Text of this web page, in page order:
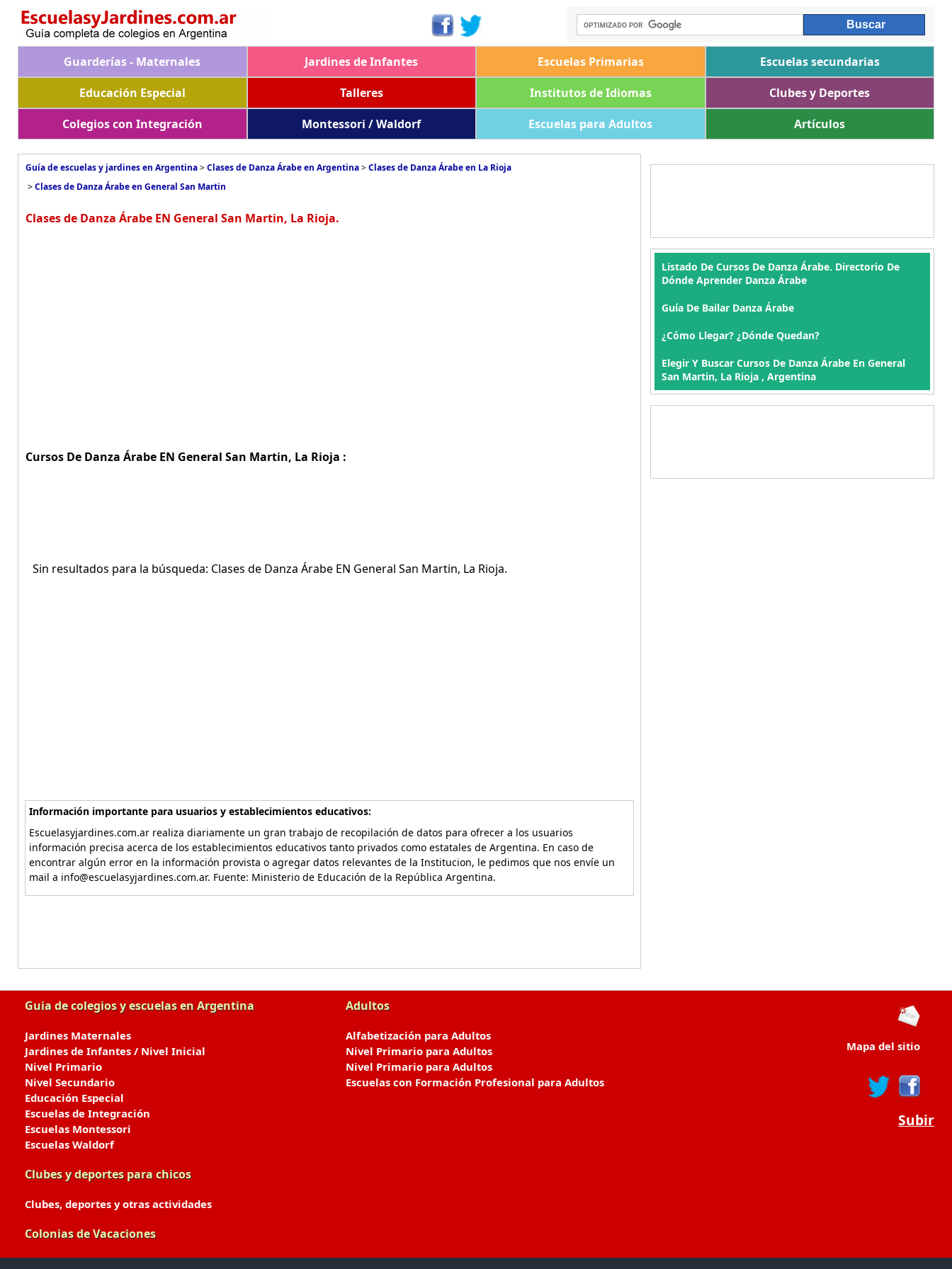
Guarderías - Maternales Jardines de Infantes Escuelas Primarias
Escuelas secundarias
Educación Especial
Talleres Institutos de Idiomas
Clubes y Deportes
Colegios con Integración
Montessori / Waldorf Escuelas para Adultos Artículos
Guía de escuelas y jardines en Argentina>Clases de Danza Árabe en Argentina>Clases de Danza Árabe en La Rioja
>Clases de Danza Árabe en General San Martin
Clases de Danza Árabe EN General San Martin, La Rioja.
Cursos De Danza Árabe EN General San Martin, La Rioja :
Sin resultados para la búsqueda: Clases de Danza Árabe EN General San Martin, La Rioja.
Información importante para usuarios y establecimientos educativos:
Escuelasyjardines.com.ar realiza diariamente un gran trabajo de recopilación de datos para ofrecer a los usuarios
información precisa acerca de los establecimientos educativos tanto privados como estatales de Argentina. En caso de
encontrar algún error en la información provista o agregar datos relevantes de la Institucion, le pedimos que nos envíe un
mail a info@escuelasyjardines.com.ar. Fuente: Ministerio de Educación de la República Argentina.
Listado De Cursos De Danza Árabe. Directorio De
Dónde Aprender Danza Árabe
Guía De Bailar Danza Árabe
¿Cómo Llegar? ¿Dónde Quedan?
Elegir Y Buscar Cursos De Danza Árabe En General
San Martin, La Rioja , Argentina
Guia de colegios y escuelas en Argentina
Jardines Maternales
Jardines de Infantes / Nivel Inicial
Nivel Primario
Nivel Secundario
Educación Especial
Escuelas de Integración
Escuelas Montessori
Escuelas Waldorf
Clubes y deportes para chicos
Clubes, deportes y otras actividades
Colonias de Vacaciones
Adultos
Alfabetización para Adultos
Nivel Primario para Adultos
Nivel Primario para Adultos
Escuelas con Formación Profesional para Adultos
Mapa del sitio
Subir